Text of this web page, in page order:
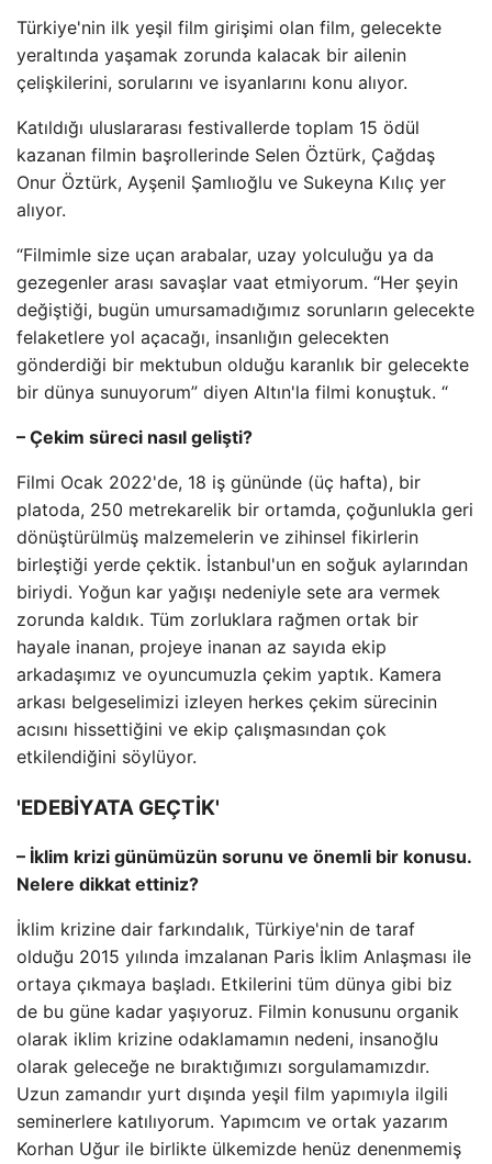
Türkiye'nin ilk yeşil film girişimi olan film, gelecekte
yeraltında yaşamak zorunda kalacak bir ailenin
çelişkilerini, sorularını ve isyanlarını konu alıyor.
Katıldığı uluslararası festivallerde toplam 15 ödül
kazanan filmin başrollerinde Selen Öztürk, Çağdaş
Onur Öztürk, Ayşenil Şamlıoğlu ve Sukeyna Kılıç yer
alıyor.
“Filmimle size uçan arabalar, uzay yolculuğu ya da
gezegenler arası savaşlar vaat etmiyorum. “Her şeyin
değiştiği, bugün umursamadığımız sorunların gelecekte
felaketlere yol açacağı, insanlığın gelecekten
gönderdiği bir mektubun olduğu karanlık bir gelecekte
bir dünya sunuyorum” diyen Altın'la filmi konuştuk. “
– Çekim süreci nasıl gelişti?
Filmi Ocak 2022'de, 18 iş gününde (üç hafta), bir
platoda, 250 metrekarelik bir ortamda, çoğunlukla geri
dönüştürülmüş malzemelerin ve zihinsel fikirlerin
birleştiği yerde çektik. İstanbul'un en soğuk aylarından
biriydi. Yoğun kar yağışı nedeniyle sete ara vermek
zorunda kaldık. Tüm zorluklara rağmen ortak bir
hayale inanan, projeye inanan az sayıda ekip
arkadaşımız ve oyuncumuzla çekim yaptık. Kamera
arkası belgeselimizi izleyen herkes çekim sürecinin
acısını hissettiğini ve ekip çalışmasından çok
etkilendiğini söylüyor.
'EDEBİYATA GEÇTİK'
– İklim krizi günümüzün sorunu ve önemli bir konusu.
Nelere dikkat ettiniz?
İklim krizine dair farkındalık, Türkiye'nin de taraf
olduğu 2015 yılında imzalanan Paris İklim Anlaşması ile
ortaya çıkmaya başladı. Etkilerini tüm dünya gibi biz
de bu güne kadar yaşıyoruz. Filmin konusunu organik
olarak iklim krizine odaklamamın nedeni, insanoğlu
olarak geleceğe ne bıraktığımızı sorgulamamızdır.
Uzun zamandır yurt dışında yeşil film yapımıyla ilgili
seminerlere katılıyorum. Yapımcım ve ortak yazarım
Korhan Uğur ile birlikte ülkemizde henüz denenmemiş